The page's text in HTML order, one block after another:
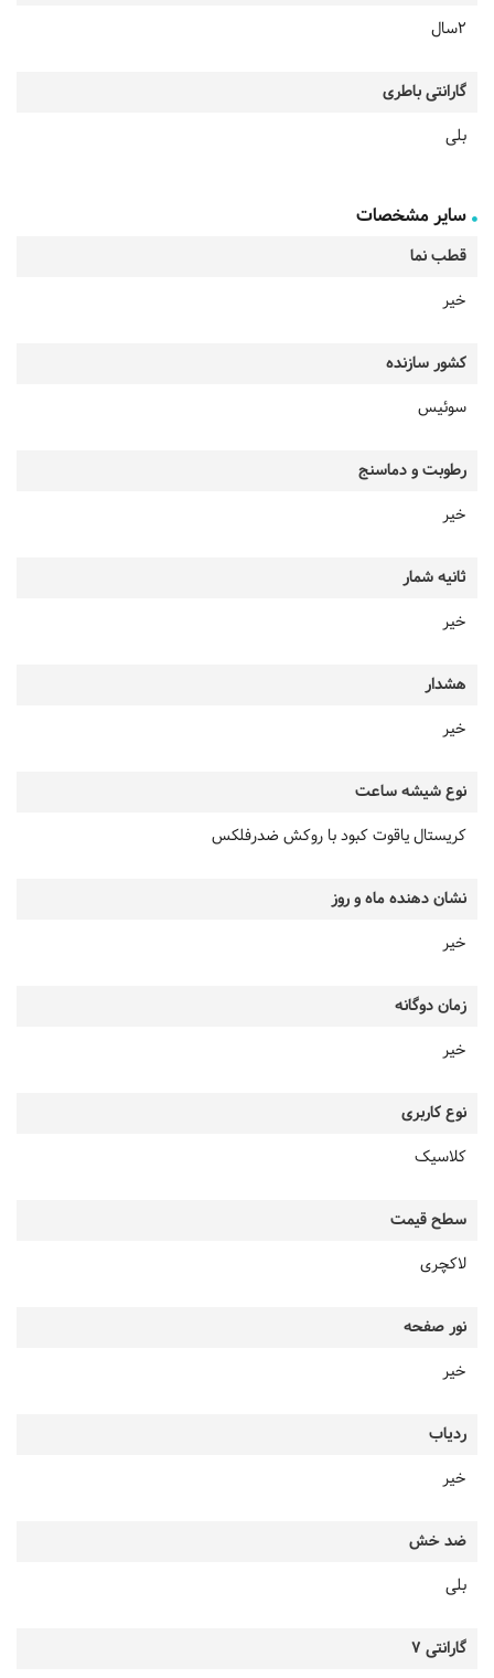
2سال
گارانتی باطری
بلی
سایر مشخصات
قطب نما
خیر
کشور سازنده
سوئیس
رطوبت و دماسنج
خیر
ثانیه شمار
خیر
هشدار
خیر
نوع شیشه ساعت
کریستال یاقوت کبود با روکش ضدرفلکس
نشان دهنده ماه و روز
خیر
زمان دوگانه
خیر
نوع کاربری
کلاسیک
سطح قیمت
لاکچری
نور صفحه
خیر
ردیاب
خیر
ضد خش
بلی
گارانتی 7